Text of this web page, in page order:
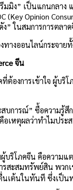
มิง” เป็นแกนกลาง
(Key Opinion
ง” ในสมการการตลา
งออนไลน์กระจาย
จีน
งการเข้าใจ ผู้บริโ
การณ์” ซื้อความรู้สึ
หตุผลว่าทำไมปร
โภคจีน คือความแ
สะสมทรัพย์สิน พวก
นเต้นในทันที ซึ่งเ